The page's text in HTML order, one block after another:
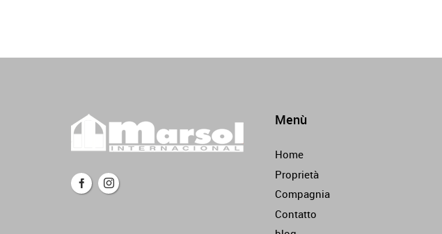
Menù
Home
Proprietà
Compagnia
Contatto